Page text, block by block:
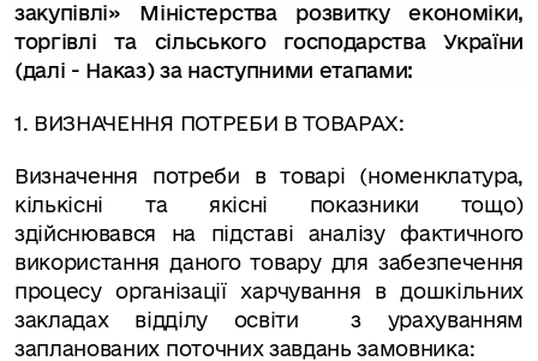
закупівлі» Міністерства розвитку економіки,
торгівлі та сільського господарства України
(далі - Наказ) за наступними етапами:
1. ВИЗНАЧЕННЯ ПОТРЕБИ В ТОВАРАХ:
Визначення потреби в товарі (номенклатура,
кількісні та якісні показники тощо)
здійснювався на підставі аналізу фактичного
використання даного товару для забезпечення
процесу організації харчування в дошкільних
закладах відділу освіти
з урахуванням
запланованих поточних завдань замовника: